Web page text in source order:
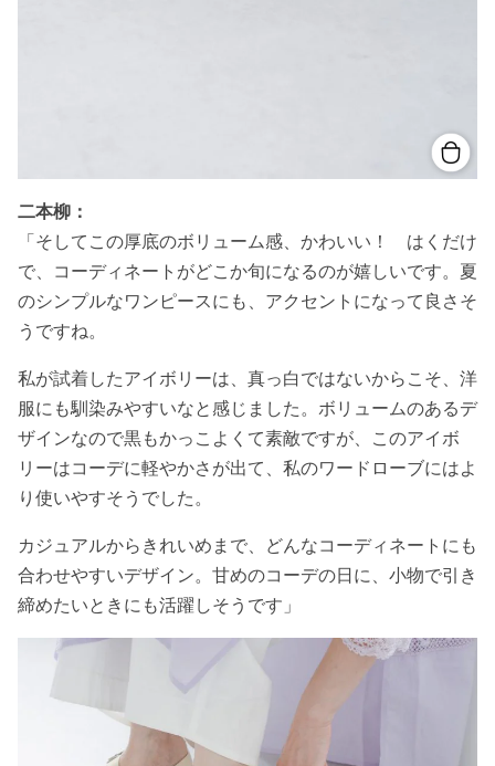
二本柳：
「そしてこの厚底のボリューム感、かわいい！ はくだけ
で、コーディネートがどこか旬になるのが嬉しいです。夏
のシンプルなワンピースにも、アクセントになって良さそ
うですね。
私が試着したアイボリーは、真っ白ではないからこそ、洋
服にも馴染みやすいなと感じました。ボリュームのあるデ
ザインなので黒もかっこよくて素敵ですが、このアイボ
リーはコーデに軽やかさが出て、私のワードローブにはよ
り使いやすそうでした。
カジュアルからきれいめまで、どんなコーディネートにも
合わせやすいデザイン。甘めのコーデの日に、小物で引き
締めたいときにも活躍しそうです」